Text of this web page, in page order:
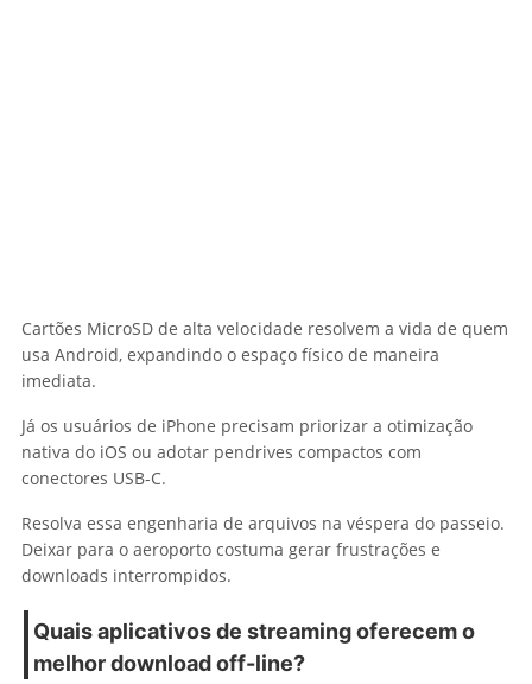
Cartões MicroSD de alta velocidade resolvem a vida de quem
usa Android, expandindo o espaço físico de maneira
imediata.
Já os usuários de iPhone precisam priorizar a otimização
nativa do iOS ou adotar pendrives compactos com
conectores USB-C.
Resolva essa engenharia de arquivos na véspera do passeio.
Deixar para o aeroporto costuma gerar frustrações e
downloads interrompidos.
Quais aplicativos de streaming oferecem o
melhor download off-line?